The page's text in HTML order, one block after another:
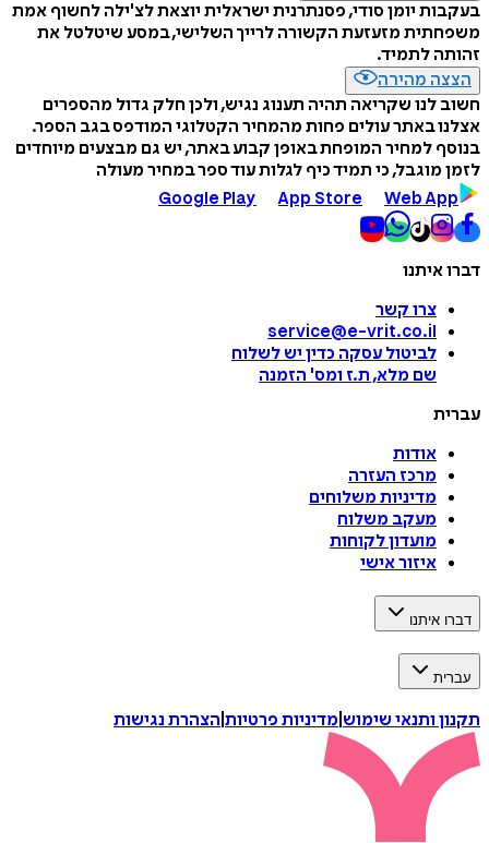
בעקבות יומן סודי, פסנתרנית ישראלית יוצאת לצ'ילה לחשוף אמת
משפחתית מזעזעת הקשורה לרייך השלישי, במסע שיטלטל את
זהותה לתמיד.
הצצה מהירה
חשוב לנו שקריאה תהיה תענוג נגיש, ולכן חלק גדול מהספרים
אצלנו באתר עולים פחות מהמחיר הקטלוגי המודפס בגב הספר.
בנוסף למחיר המופחת באופן קבוע באתר, יש גם מבצעים מיוחדים
לזמן מוגבל, כי תמיד כיף לגלות עוד ספר במחיר מעולה
Google Play
App Store Web App
דברו איתנו
צרו קשר
service@e-vrit.co.il
לביטול עסקה כדין יש לשלוח
שם מלא, ת.ז ומס' הזמנה
עברית
אודות
מרכז העזרה
מדיניות משלוחים
מעקב משלוח
מועדון לקוחות
איזור אישי
דברו איתנו
עברית
תקנון ותנאי שימוש מדיניות פרטיות הצהרת נגישות